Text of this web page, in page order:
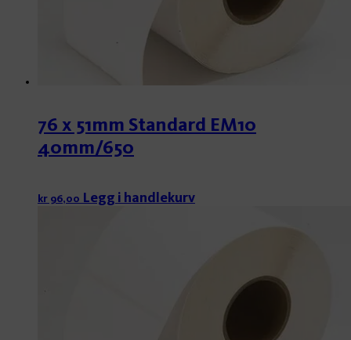
76 x 51mm Standard EM10
40mm/650
kr 96,00 Legg i handlekurv